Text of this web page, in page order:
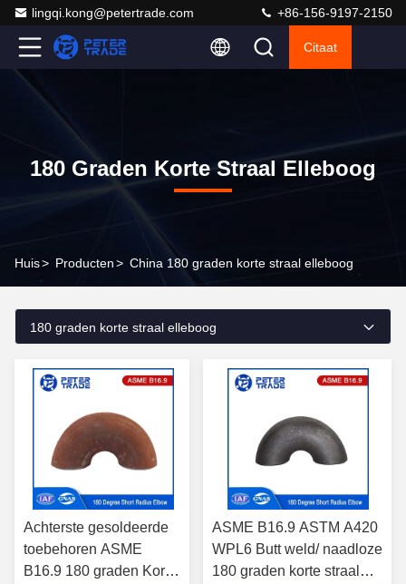
lingqi.kong@petertrade.com +86-156-9197-2150
Citaat
180 Graden Korte Straal Elleboog
Huis> Producten> China 180 graden korte straal elleboog
180 graden korte straal elleboog
Achterste gesoldeerde
toebehoren ASME
B16.9 180 graden Korte
ASME B16.9 ASTM A420
WPL6 Butt weld/ naadloze
180 graden korte straal